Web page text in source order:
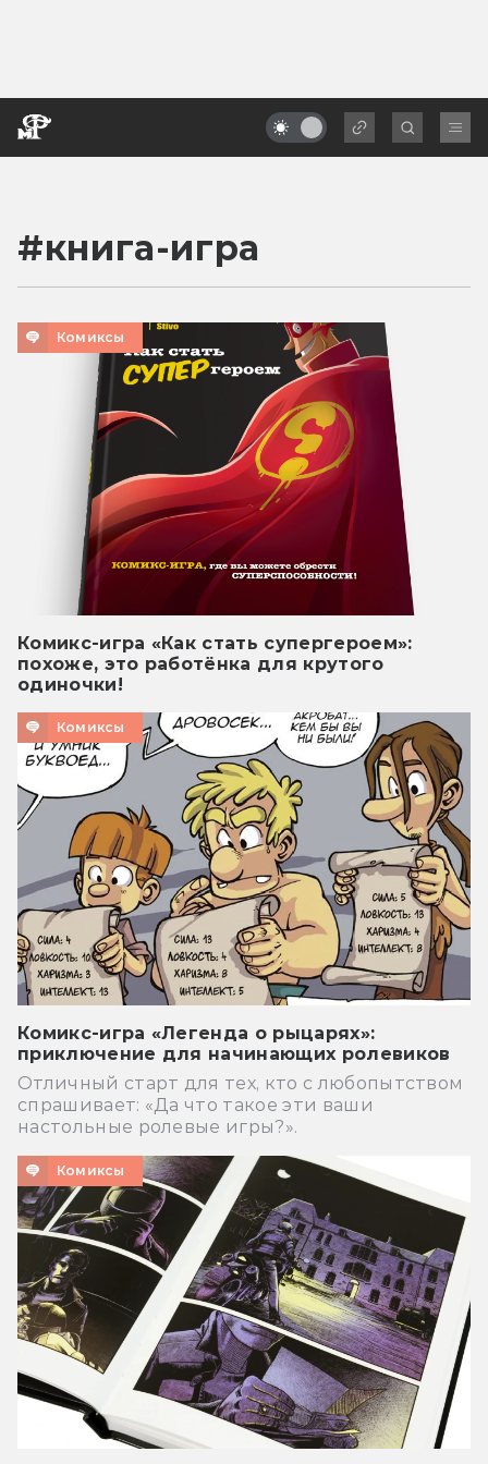
#книга-игра
Комиксы
Комикс-игра «Как стать супергероем»:
похоже, это работёнка для крутого
одиночки!
Комиксы
Комикс-игра «Легенда о рыцарях»:
приключение для начинающих ролевиков
Отличный старт для тех, кто с любопытством
спрашивает: «Да что такое эти ваши
настольные ролевые игры?».
Комиксы